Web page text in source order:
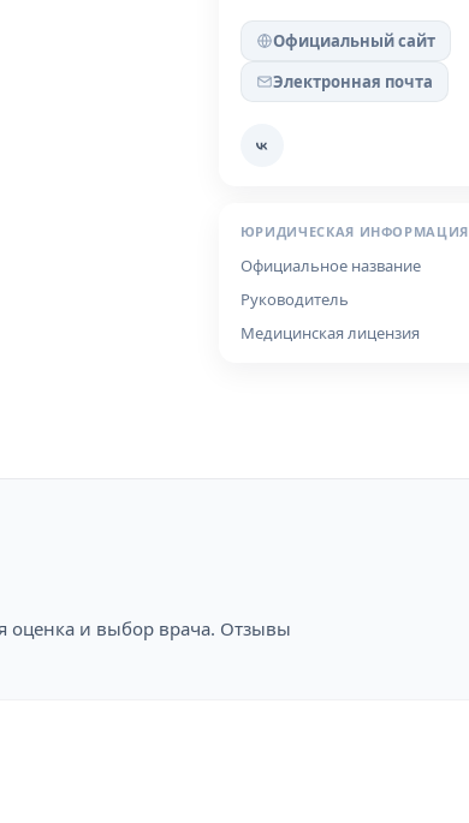
Официальный сайт
Электронная почта
ЮРИДИЧЕСКАЯ ИНФОРМАЦИЯ
Официальное название
Руководитель
Медицинская лицензия
оценка и выбор врача. Отзывы